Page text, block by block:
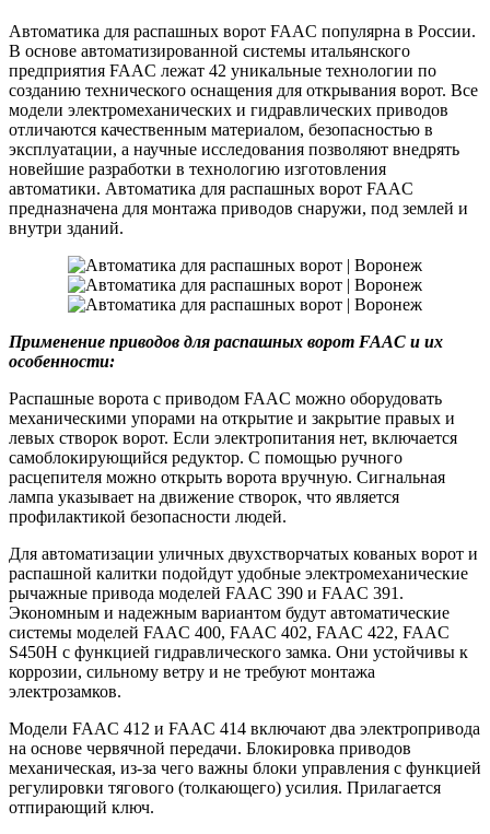
Автоматика для распашных ворот FAAC популярна в России.
В основе автоматизированной системы итальянского
предприятия FAAC лежат 42 уникальные технологии по
созданию технического оснащения для открывания ворот. Все
модели электромеханических и гидравлических приводов
отличаются качественным материалом, безопасностью в
эксплуатации, а научные исследования позволяют внедрять
новейшие разработки в технологию изготовления
автоматики. Автоматика для распашных ворот FAAC
предназначена для монтажа приводов снаружи, под землей и
внутри зданий.
Применение приводов для распашных ворот FAAC и их
особенности:
Распашные ворота с приводом FAAC можно оборудовать
механическими упорами на открытие и закрытие правых и
левых створок ворот. Если электропитания нет, включается
самоблокирующийся редуктор. С помощью ручного
расцепителя можно открыть ворота вручную. Сигнальная
лампа указывает на движение створок, что является
профилактикой безопасности людей.
Для автоматизации уличных двухстворчатых кованых ворот и
распашной калитки подойдут удобные электромеханические
рычажные привода моделей FAAC 390 и FAAC 391.
Экономным и надежным вариантом будут автоматические
системы моделей FAAC 400, FAAC 402, FAAC 422, FAAC
S450H с функцией гидравлического замка. Они устойчивы к
коррозии, сильному ветру и не требуют монтажа
электрозамков.
Модели FAAC 412 и FAAC 414 включают два электропривода
на основе червячной передачи. Блокировка приводов
механическая, из-за чего важны блоки управления с функцией
регулировки тягового (толкающего) усилия. Прилагается
отпирающий ключ.